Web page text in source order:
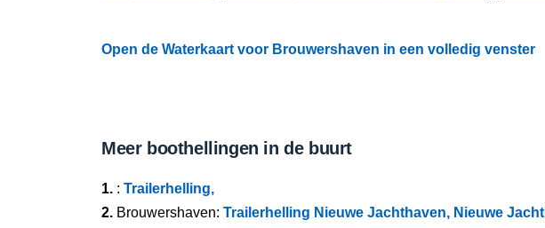
Open de Waterkaart voor Brouwershaven in een volledig venster
Meer boothellingen in de buurt
1. : Trailerhelling,
2. Brouwershaven: Trailerhelling Nieuwe Jachthaven, Nieuwe